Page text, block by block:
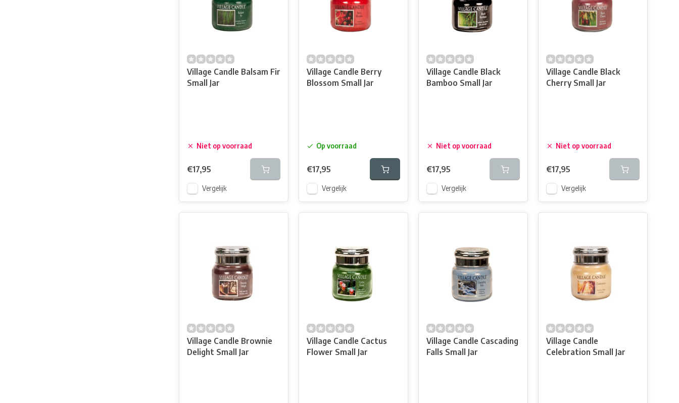
Village Candle Balsam Fir
Small Jar
Niet op voorraad
€17,95
Vergelijk
Village Candle Berry
Blossom Small Jar
Op voorraad
€17,95
Vergelijk
Village Candle Black
Bamboo Small Jar
Niet op voorraad
€17,95
Vergelijk
Village Candle Black
Cherry Small Jar
Niet op voorraad
€17,95
Vergelijk
Village Candle Brownie
Delight Small Jar
Village Candle Cactus
Flower Small Jar
Village Candle Cascading
Falls Small Jar
Village Candle
Celebration Small Jar